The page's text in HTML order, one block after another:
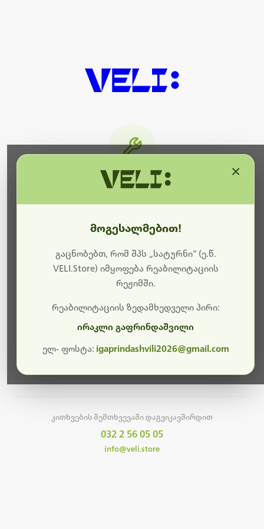
ბოდიშს გიხდით შეფერხებისთვის. ამჟამად
მიმდინარეობს საიტის განახლება და ტექნიკური
სამუშაოები.
მალე ისევ ხელმისაწვდომი იქნება. გმადლობთ
კითხვების შემთხვევაში დაგვიკავშირდით
032 2 56 05 05
info@veli.store
მოგესალმებით!
გაცნობებთ, რომ შპს „სატურნი“ (ე.წ.
VELI.Store) იმყოფება რეაბილიტაციის
რეჟიმში.
რეაბილიტაციის ზედამხედველი პირი:
ირაკლი გაფრინდაშვილი
ელ- ფოსტა: igaprindashvili2026@gmail.com
×